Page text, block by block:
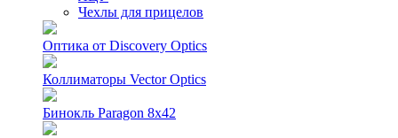
Чехлы для прицелов
Оптика от Discovery Optics
Коллиматоры Vector Optics
Бинокль Paragon 8х42